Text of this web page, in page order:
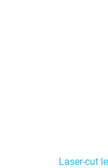
Laser-cut